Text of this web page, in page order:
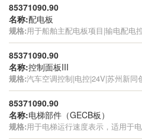
85371090.90
名称:配电板
规格:用于船舶主配电板项目|输电配电
85371090.90
名称:控制面板III
规格:汽车空调控制|电控|24V|苏州新同
85371090.90
名称:电梯部件（GECB板）
规格:用于电梯运行速度表示，适用于